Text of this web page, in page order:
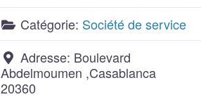
Catégorie: Société de service
Adresse: Boulevard
Abdelmoumen ,Casablanca
20360